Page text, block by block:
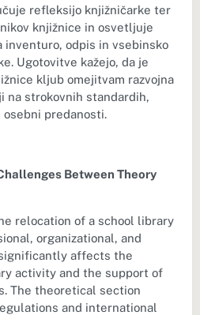
refleksijo knjižničarke ter
knjižnice in osvetljuje
odpis in vsebinsko
Ugotovitve kažejo, da je
kljub omejitvam razvojna
na strokovnih standardih,
predanosti.
Between Theory
relocation of a school library
organizational, and
affects the
activity and the support of
The theoretical section
and international